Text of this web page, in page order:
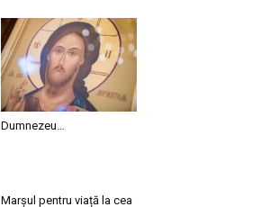
Dumnezeu…
Marșul pentru viață la cea